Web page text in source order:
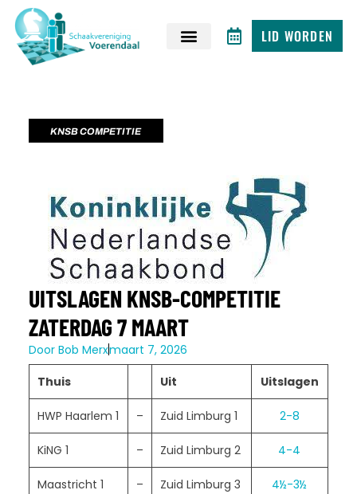
LID WORDEN
KNSB COMPETITIE
UITSLAGEN KNSB-COMPETITIE
ZATERDAG 7 MAART
DoorBob Merxmaart 7, 2026
Thuis Uit Uitslagen
HWP Haarlem 1 – Zuid Limburg 1 2-8
KiNG 1 – Zuid Limburg 2 4-4
Maastricht 1 – Zuid Limburg 3 4½-3½